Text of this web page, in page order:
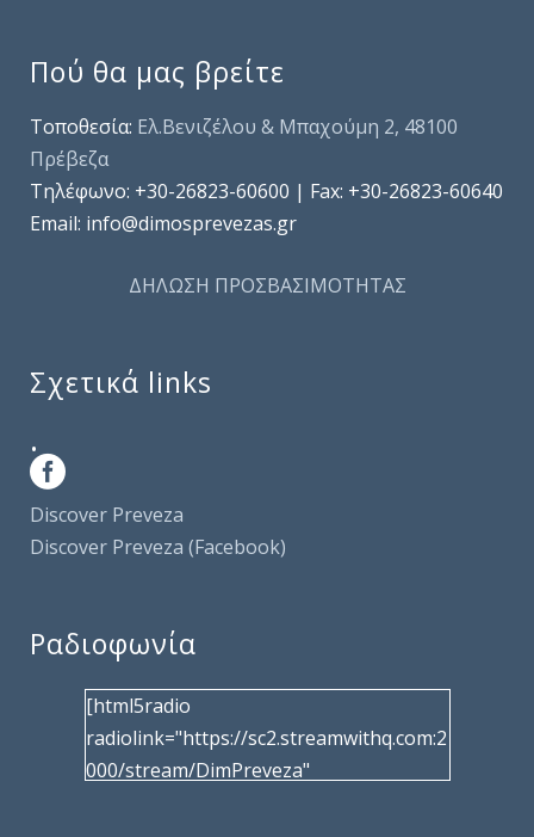
Πού θα μας βρείτε
Τοποθεσία: Ελ.Βενιζέλου & Μπαχούμη 2, 48100
Πρέβεζα
Τηλέφωνo: +30-26823-60600 | Fax: +30-26823-60640
Email: info@dimosprevezas.gr
ΔΗΛΩΣΗ ΠΡΟΣΒΑΣΙΜΟΤΗΤΑΣ
Σχετικά links
.
Discover Preveza
Discover Preveza (Facebook)
Ραδιοφωνία
[html5radio
radiolink="https://sc2.streamwithq.com:2
000/stream/DimPreveza"